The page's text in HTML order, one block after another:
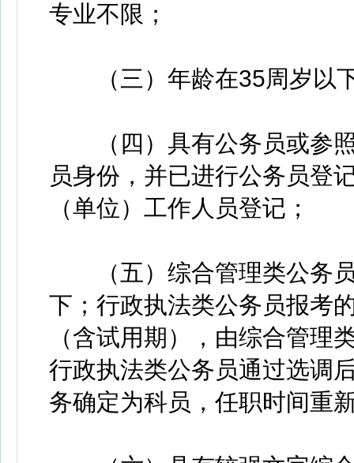
专业不限；
（三）年龄在35周岁以下
（四）具有公务员或参照
员身份，并已进行公务员登
（单位）工作人员登记；
（五）综合管理类公务员
下；行政执法类公务员报考
（含试用期），由综合管理
行政执法类公务员通过选调
务确定为科员，任职时间重